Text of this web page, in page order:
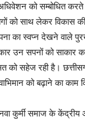
को सम्बोधित करते
को साथ लेकर विकास
का स्वप्न देखने वाले
उन सपनों को साकार
को सहेज रही है।
को बढ़ाने का काम
कुर्मी समाज के केंद्रीय